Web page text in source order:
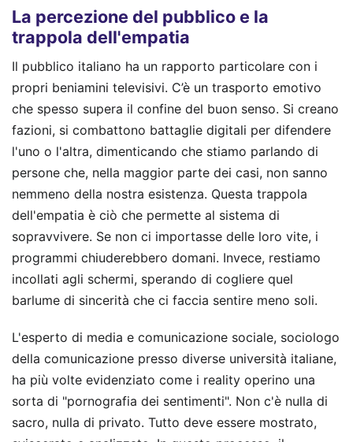
La percezione del pubblico e la
trappola dell'empatia
Il pubblico italiano ha un rapporto particolare con i
propri beniamini televisivi. C’è un trasporto emotivo
che spesso supera il confine del buon senso. Si creano
fazioni, si combattono battaglie digitali per difendere
l'uno o l'altra, dimenticando che stiamo parlando di
persone che, nella maggior parte dei casi, non sanno
nemmeno della nostra esistenza. Questa trappola
dell'empatia è ciò che permette al sistema di
sopravvivere. Se non ci importasse delle loro vite, i
programmi chiuderebbero domani. Invece, restiamo
incollati agli schermi, sperando di cogliere quel
barlume di sincerità che ci faccia sentire meno soli.
L'esperto di media e comunicazione sociale, sociologo
della comunicazione presso diverse università italiane,
ha più volte evidenziato come i reality operino una
sorta di "pornografia dei sentimenti". Non c'è nulla di
sacro, nulla di privato. Tutto deve essere mostrato,